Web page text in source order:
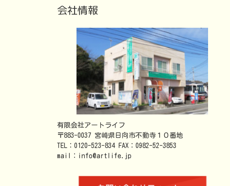
会社情報
有限会社アートライフ
〒883-0037 宮崎県日向市不動寺１０番地
TEL：0120-523-834 FAX：0982-52-3853
mail：info@artlife.jp